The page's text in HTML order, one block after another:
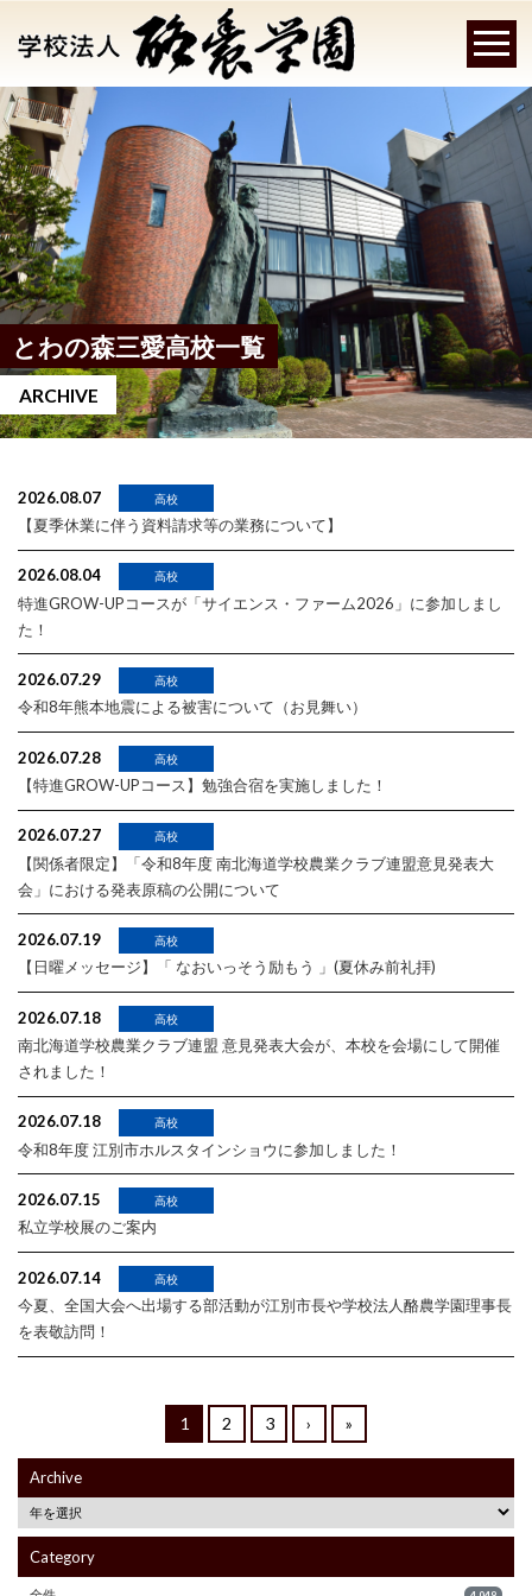
とわの森三愛高校一覧
ARCHIVE
2026.08.07 高校
【夏季休業に伴う資料請求等の業務について】
2026.08.04 高校
特進GROW-UPコースが「サイエンス・ファーム2026」に参加しまし
た！
2026.07.29 高校
令和8年熊本地震による被害について（お見舞い）
2026.07.28 高校
【特進GROW-UPコース】勉強合宿を実施しました！
2026.07.27 高校
【関係者限定】「令和8年度 南北海道学校農業クラブ連盟意見発表大
会」における発表原稿の公開について
2026.07.19 高校
【日曜メッセージ】「 なおいっそう励もう 」(夏休み前礼拝)
2026.07.18 高校
南北海道学校農業クラブ連盟 意見発表大会が、本校を会場にして開催
されました！
2026.07.18 高校
令和8年度 江別市ホルスタインショウに参加しました！
2026.07.15 高校
私立学校展のご案内
2026.07.14 高校
今夏、全国大会へ出場する部活動が江別市長や学校法人酪農学園理事長
を表敬訪問！
1 2 3 › »
Archive
Category